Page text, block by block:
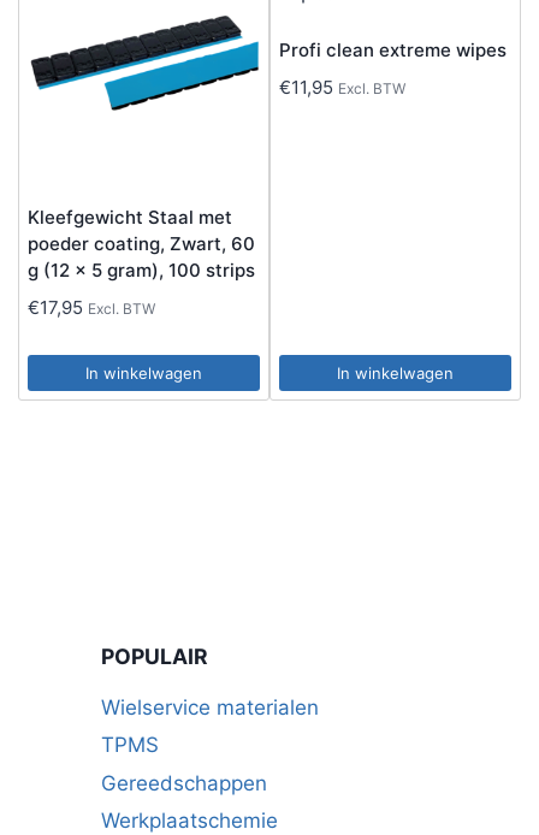
Kleefgewicht Staal met
poeder coating, Zwart, 60
g (12 x 5 gram), 100 strips
€17,95 Excl. BTW
In winkelwagen
Profi clean extreme wipes
€11,95 Excl. BTW
In winkelwagen
POPULAIR
Wielservice materialen
TPMS
Gereedschappen
Werkplaatschemie